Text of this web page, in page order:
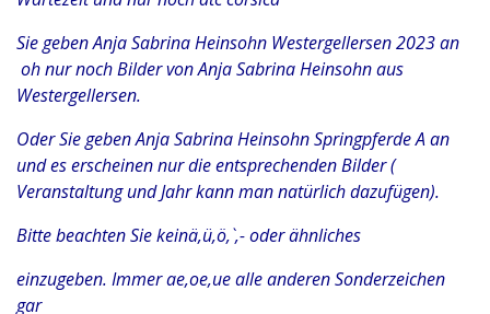
Sie geben Anja Sabrina Heinsohn Westergellersen 2023 an
oh nur noch Bilder von Anja Sabrina Heinsohn aus
Westergellersen.
Oder Sie geben Anja Sabrina Heinsohn Springpferde A an
und es erscheinen nur die entsprechenden Bilder (
Veranstaltung und Jahr kann man natürlich dazufügen).
Bitte beachten Sie keinä,ü,ö,`,- oder ähnliches
einzugeben. Immer ae,oe,ue alle anderen Sonderzeichen
gar